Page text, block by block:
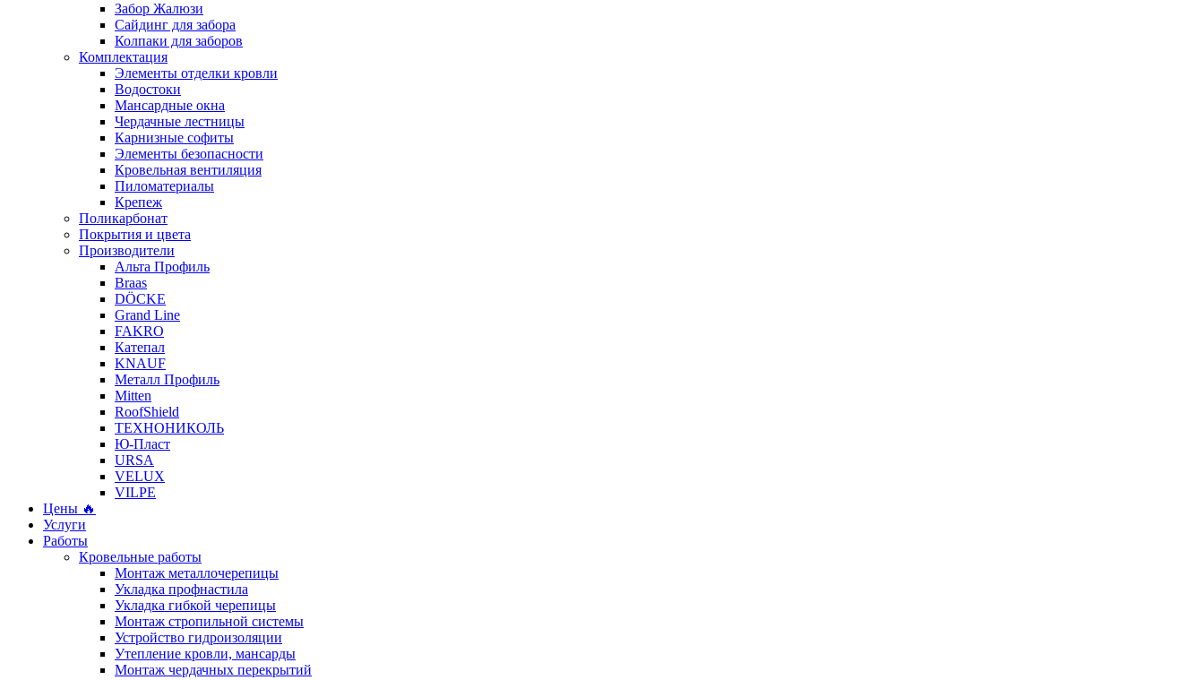
Забор Жалюзи
Сайдинг для забора
Колпаки для заборов
Комплектация
Элементы отделки кровли
Водостоки
Мансардные окна
Чердачные лестницы
Карнизные софиты
Элементы безопасности
Кровельная вентиляция
Пиломатериалы
Крепеж
Поликарбонат
Покрытия и цвета
Производители
Альта Профиль
Braas
DÖCKE
Grand Line
FAKRO
Катепал
KNAUF
Металл Профиль
Mitten
RoofShield
ТЕХНОНИКОЛЬ
Ю-Пласт
URSA
VELUX
VILPE
Цены 🔥
Услуги
Работы
Кровельные работы
Монтаж металлочерепицы
Укладка профнастила
Укладка гибкой черепицы
Монтаж стропильной системы
Устройство гидроизоляции
Утепление кровли, мансарды
Монтаж чердачных перекрытий